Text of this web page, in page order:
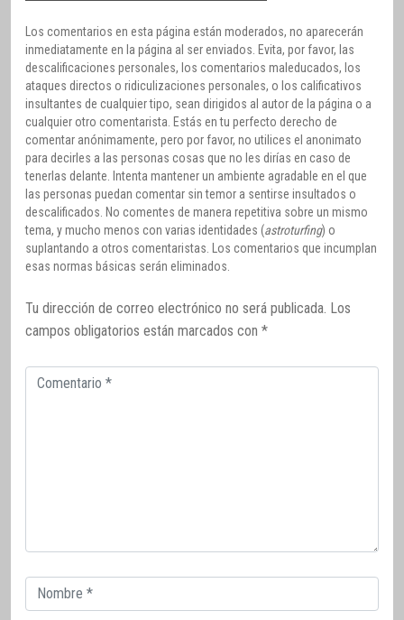
Los comentarios en esta página están moderados, no aparecerán
inmediatamente en la página al ser enviados. Evita, por favor, las
descalificaciones personales, los comentarios maleducados, los
ataques directos o ridiculizaciones personales, o los calificativos
insultantes de cualquier tipo, sean dirigidos al autor de la página o a
cualquier otro comentarista. Estás en tu perfecto derecho de
comentar anónimamente, pero por favor, no utilices el anonimato
para decirles a las personas cosas que no les dirías en caso de
tenerlas delante. Intenta mantener un ambiente agradable en el que
las personas puedan comentar sin temor a sentirse insultados o
descalificados. No comentes de manera repetitiva sobre un mismo
tema, y mucho menos con varias identidades (astroturfing) o
suplantando a otros comentaristas. Los comentarios que incumplan
esas normas básicas serán eliminados.
Tu dirección de correo electrónico no será publicada. Los
campos obligatorios están marcados con *
Comentario
Correo
electrónico